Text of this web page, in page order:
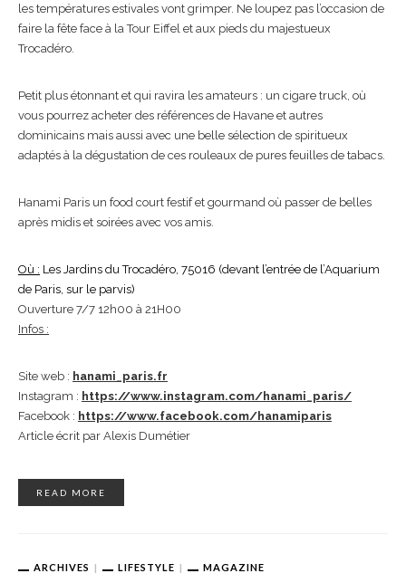
les températures estivales vont grimper. Ne loupez pas l’occasion de
faire la fête face à la Tour Eiffel et aux pieds du majestueux
Trocadéro.
Petit plus étonnant et qui ravira les amateurs : un cigare truck, où
vous pourrez acheter des références de Havane et autres
dominicains mais aussi avec une belle sélection de spiritueux
adaptés à la dégustation de ces rouleaux de pures feuilles de tabacs.
Hanami Paris un food court festif et gourmand où passer de belles
après midis et soirées avec vos amis.
Où : Les Jardins du Trocadéro, 75016 (devant l’entrée de l’Aquarium
de Paris, sur le parvis)
Ouverture 7/7 12h00 à 21H00
Infos :
Site web : hanami_paris.fr
Instagram : https://www.instagram.com/hanami_paris/
Facebook : https://www.facebook.com/hanamiparis
Article écrit par Alexis Dumétier
READ MORE
ARCHIVES LIFESTYLE MAGAZINE